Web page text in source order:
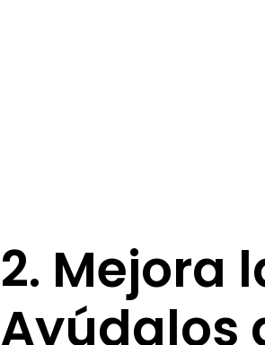
2. Mejora
Ayúdalos